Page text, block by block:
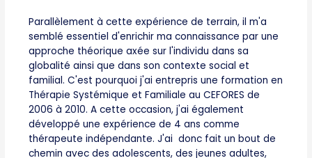
Parallèlement à cette expérience de terrain, il m'a
semblé essentiel d'enrichir ma connaissance par une
approche théorique axée sur l'individu dans sa
globalité ainsi que dans son contexte social et
familial. C'est pourquoi j'ai entrepris une formation en
Thérapie Systémique et Familiale au CEFORES de
2006 à 2010. A cette occasion, j'ai également
développé une expérience de 4 ans comme
thérapeute indépendante. J'ai donc fait un bout de
chemin avec des adolescents, des jeunes adultes,